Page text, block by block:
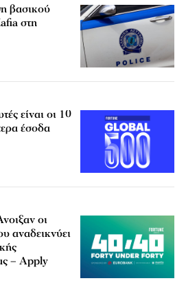
βασικού
στη
είναι οι 10
έσοδα
οι
αναδεικνύει
– Apply